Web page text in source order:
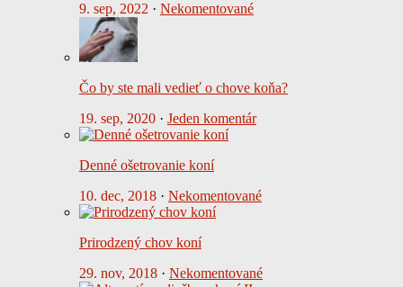
9. sep, 2022 · Nekomentované
Čo by ste mali vedieť o chove koňa?
19. sep, 2020 · Jeden komentár
Denné ošetrovanie koní
10. dec, 2018 · Nekomentované
Prirodzený chov koní
29. nov, 2018 · Nekomentované